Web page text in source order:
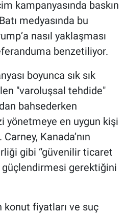
kampanyasında baskın
medyasında bu
nasıl yaklaşması
benzetiliyor.
boyunca sık sık
"varoluşsal tehdide"
bahsederken
yönetmeye en uygun kişi
Kanada’nın
gibi “güvenilir ticaret
güçlendirmesi gerektiğini
fiyatları ve suç